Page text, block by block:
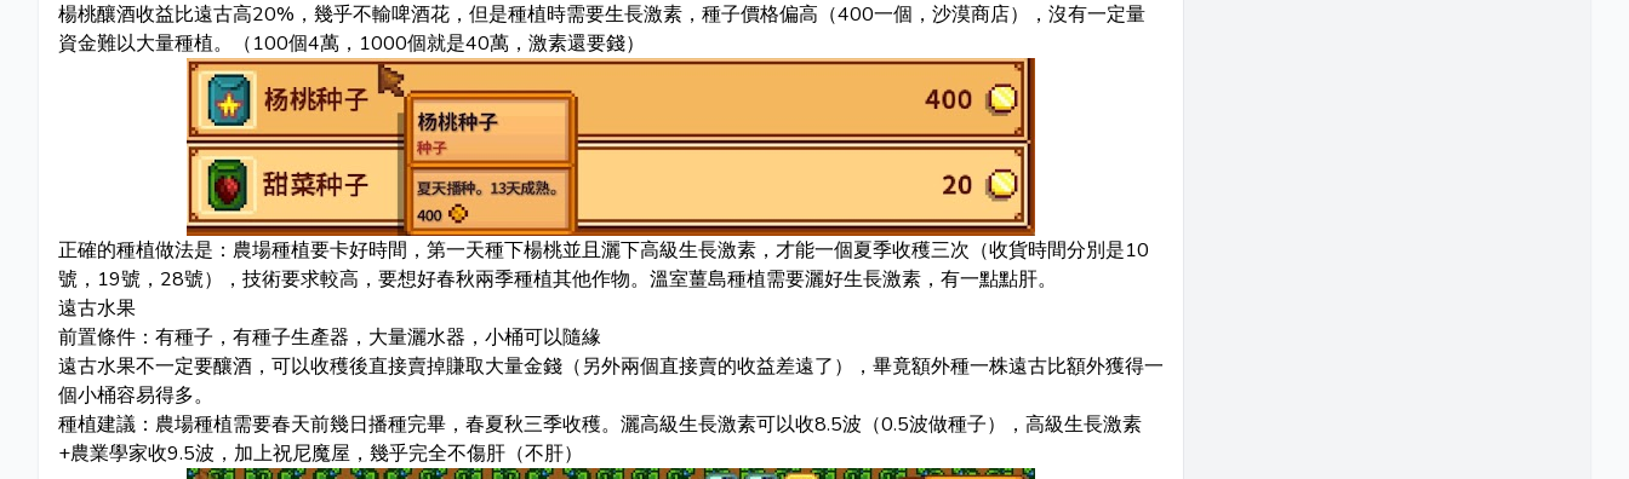
楊桃釀酒收益比遠古高20%，幾乎不輸啤酒花，但是種植時需要生長激素，種子價格偏高（400一個，沙漠商店），沒有一定量
資金難以大量種植。（100個4萬，1000個就是40萬，激素還要錢）
正確的種植做法是：農場種植要卡好時間，第一天種下楊桃並且灑下高級生長激素，才能一個夏季收穫三次（收貨時間分別是10
號，19號，28號），技術要求較高，要想好春秋兩季種植其他作物。溫室薑島種植需要灑好生長激素，有一點點肝。
遠古水果
前置條件：有種子，有種子生產器，大量灑水器，小桶可以隨緣
遠古水果不一定要釀酒，可以收穫後直接賣掉賺取大量金錢（另外兩個直接賣的收益差遠了），畢竟額外種一株遠古比額外獲得一
個小桶容易得多。
種植建議：農場種植需要春天前幾日播種完畢，春夏秋三季收穫。灑高級生長激素可以收8.5波（0.5波做種子），高級生長激素
+農業學家收9.5波，加上祝尼魔屋，幾乎完全不傷肝（不肝）